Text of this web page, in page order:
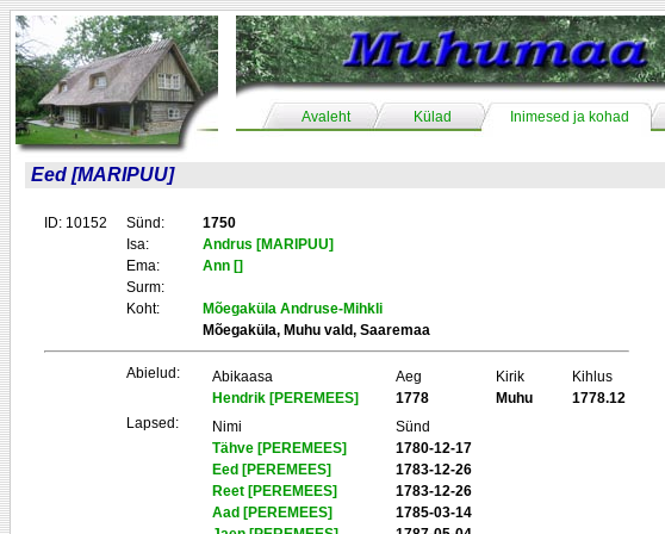
Avaleht Külad Inimesed ja kohad
Eed [MARIPUU]
ID: 10152 Sünd:
1750
Isa:
Andrus [MARIPUU]
Ema:
Ann []
Surm:
Koht:
Mõegaküla Andruse-Mihkli
Mõegaküla, Muhu vald, Saaremaa
Abielud: Abikaasa Aeg Kirik
Kihlus
Hendrik [PEREMEES]
1778 Muhu
1778.12
Lapsed:
Nimi
Sünd
Tähve [PEREMEES]
1780-12-17
Eed [PEREMEES]
1783-12-26
Reet [PEREMEES]
1783-12-26
Aad [PEREMEES]
1785-03-14